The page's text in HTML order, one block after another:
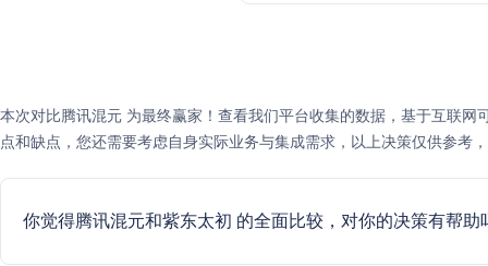
本次对比腾讯混元 为最终赢家！查看我们平台收集的数据，基于互联
点和缺点，您还需要考虑自身实际业务与集成需求，以上决策仅供参考
你觉得腾讯混元和紫东太初 的全面比较，对你的决策有帮助